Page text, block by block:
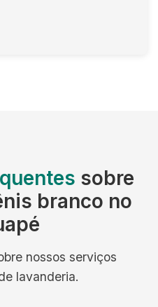
sobre
branco no
nossos serviços
lavanderia.